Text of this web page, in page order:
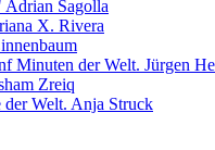
Adrian Sagolla
X. Rivera
Minuten der Welt. Jürgen
Zreiq
der Welt. Anja Struck